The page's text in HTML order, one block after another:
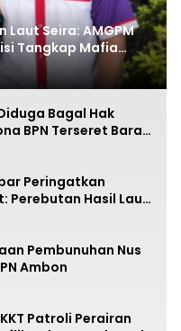
Laut Seira: AMGPM
Tangkap Mafia
Bagal Hak
BPN Terseret Bara
Peringatkan
Perebutan Hasil Laut
Pembunuhan Nus
Ambon
Patroli Perairan